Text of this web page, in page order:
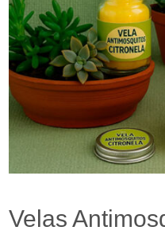
Velas